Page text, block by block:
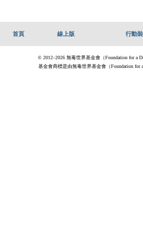
首頁 線上版 行動
© 2012–2026 無毒世界基金會（Foundation for a
基金會商標是由無毒世界基金會（Foundation for